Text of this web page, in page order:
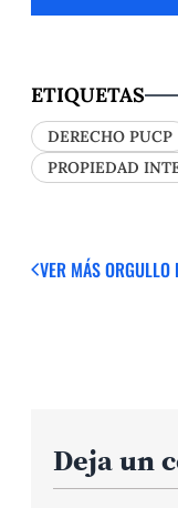
ETIQUETAS
DERECHO PUCP
PROPIEDAD
VER MÁSORGULLO
Deja un